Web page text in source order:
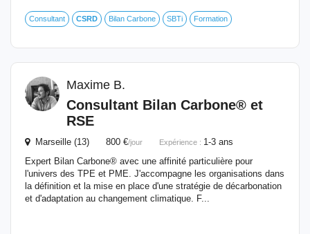
Consultant CSRD Bilan Carbone SBTi Formation
Maxime B.
Consultant Bilan Carbone® et
RSE
Marseille (13) 800 €/jour Expérience : 1-3 ans
Expert Bilan Carbone® avec une affinité particulière pour
l'univers des TPE et PME. J'accompagne les organisations dans
la définition et la mise en place d'une stratégie de décarbonation
et d'adaptation au changement climatique. F...